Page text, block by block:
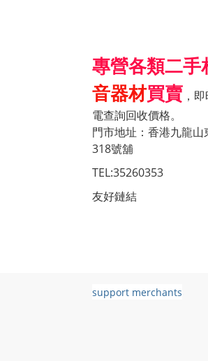
專營各類二手
音器材買賣 ，
電查詢回收價格。
門市地址：香港九龍
318號舖
TEL:35260353
友好鏈結
support merchants